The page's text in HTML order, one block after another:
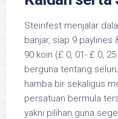
Steinfest menjalar
banjar, siap 9 paylines
90 koin (£ 0, 01- £ 0,
berguna tentang
hamba bir sekaligus
persatuan bermula
yakni pilihan guna